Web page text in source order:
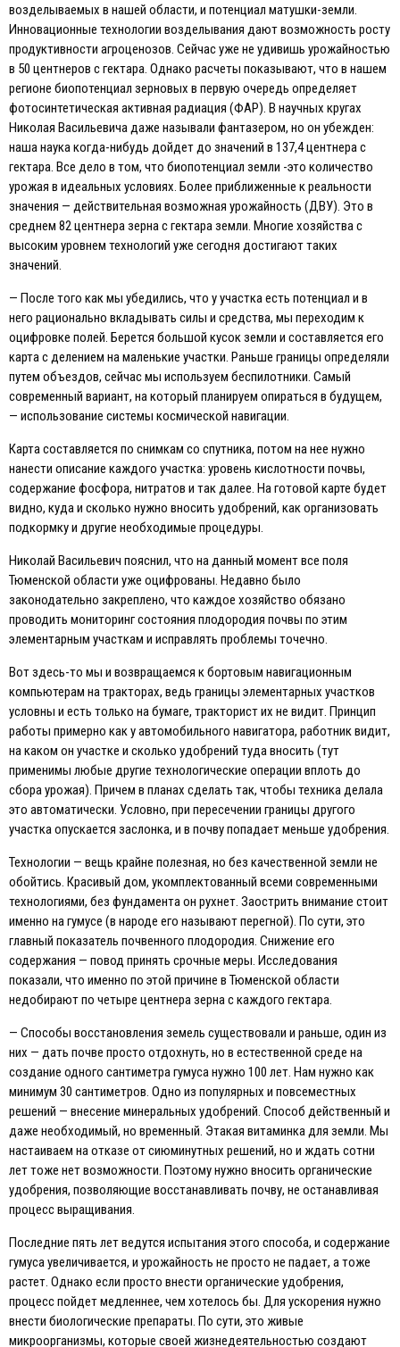
возделываемых в нашей области, и потенциал матушки-земли.
Инновационные технологии возделывания дают возможность росту
продуктивности агроценозов. Сейчас уже не удивишь урожайностью
в 50 центнеров с гектара. Однако расчеты показывают, что в нашем
регионе биопотенциал зерновых в первую очередь определяет
фотосинтетическая активная радиация (ФАР). В научных кругах
Николая Васильевича даже называли фантазером, но он убежден:
наша наука когда-нибудь дойдет до значений в 137,4 центнера с
гектара. Все дело в том, что биопотенциал земли -это количество
урожая в идеальных условиях. Более приближенные к реальности
значения — действительная возможная урожайность (ДВУ). Это в
среднем 82 центнера зерна с гектара земли. Многие хозяйства с
высоким уровнем технологий уже сегодня достигают таких
значений.
— После того как мы убедились, что у участка есть потенциал и в
него рационально вкладывать силы и средства, мы переходим к
оцифровке полей. Берется большой кусок земли и составляется его
карта с делением на маленькие участки. Раньше границы определяли
путем объездов, сейчас мы используем беспилотники. Самый
современный вариант, на который планируем опираться в будущем,
— использование системы космической навигации.
Карта составляется по снимкам со спутника, потом на нее нужно
нанести описание каждого участка: уровень кислотности почвы,
содержание фосфора, нитратов и так далее. На готовой карте будет
видно, куда и сколько нужно вносить удобрений, как организовать
подкормку и другие необходимые процедуры.
Николай Васильевич пояснил, что на данный момент все поля
Тюменской области уже оцифрованы. Недавно было
законодательно закреплено, что каждое хозяйство обязано
проводить мониторинг состояния плодородия почвы по этим
элементарным участкам и исправлять проблемы точечно.
Вот здесь-то мы и возвращаемся к бортовым навигационным
компьютерам на тракторах, ведь границы элементарных участков
условны и есть только на бумаге, тракторист их не видит. Принцип
работы примерно как у автомобильного навигатора, работник видит,
на каком он участке и сколько удобрений туда вносить (тут
применимы любые другие технологические операции вплоть до
сбора урожая). Причем в планах сделать так, чтобы техника делала
это автоматически. Условно, при пересечении границы другого
участка опускается заслонка, и в почву попадает меньше удобрения.
Технологии — вещь крайне полезная, но без качественной земли не
обойтись. Красивый дом, укомплектованный всеми современными
технологиями, без фундамента он рухнет. Заострить внимание стоит
именно на гумусе (в народе его называют перегной). По сути, это
главный показатель почвенного плодородия. Снижение его
содержания — повод принять срочные меры. Исследования
показали, что именно по этой причине в Тюменской области
недобирают по четыре центнера зерна с каждого гектара.
— Способы восстановления земель существовали и раньше, один из
них — дать почве просто отдохнуть, но в естественной среде на
создание одного сантиметра гумуса нужно 100 лет. Нам нужно как
минимум 30 сантиметров. Одно из популярных и повсеместных
решений — внесение минеральных удобрений. Способ действенный и
даже необходимый, но временный. Этакая витаминка для земли. Мы
настаиваем на отказе от сиюминутных решений, но и ждать сотни
лет тоже нет возможности. Поэтому нужно вносить органические
удобрения, позволяющие восстанавливать почву, не останавливая
процесс выращивания.
Последние пять лет ведутся испытания этого способа, и содержание
гумуса увеличивается, и урожайность не просто не падает, а тоже
растет. Однако если просто внести органические удобрения,
процесс пойдет медленнее, чем хотелось бы. Для ускорения нужно
внести биологические препараты. По сути, это живые
микроорганизмы, которые своей жизнедеятельностью создают